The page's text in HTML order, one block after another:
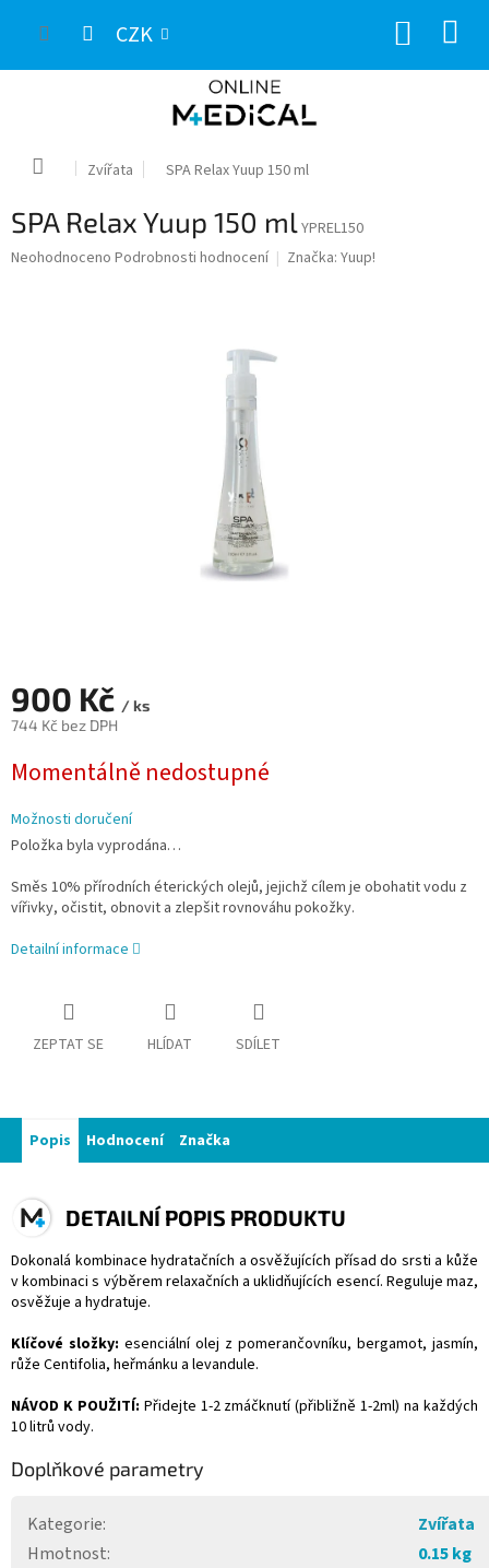
CZK
Domů Zvířata SPA Relax Yuup 150 ml
SPA Relax Yuup 150 mlYPREL150
Průměrné
Neohodnoceno Podrobnosti hodnocení Značka: Yuup!
900 Kč / ks
744 Kč bez DPH
cena:
Momentálně nedostupné
Možnosti doručení
Položka byla vyprodána…
Směs 10% přírodních éterických olejů, jejichž cílem je obohatit vodu z
vířivky, očistit, obnovit a zlepšit rovnováhu pokožky.
Detailní informace
ZEPTAT SE HLÍDAT SDÍLET
Popis Hodnocení Značka
DETAILNÍ POPIS PRODUKTU
Dokonalá kombinace hydratačních a osvěžujících přísad do srsti a kůže
v kombinaci s výběrem relaxačních a uklidňujících esencí. Reguluje maz,
osvěžuje a hydratuje.
Klíčové složky: esenciální olej z pomerančovníku, bergamot, jasmín,
růže Centifolia, heřmánku a levandule.
NÁVOD K POUŽITÍ: Přidejte 1-2 zmáčknutí (přibližně 1-2ml) na každých
10 litrů vody.
Doplňkové parametry
Kategorie:
Zvířata
Hmotnost:
0.15 kg